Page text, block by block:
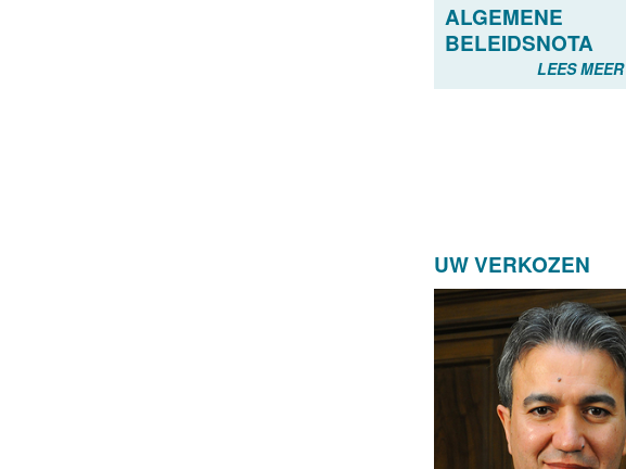
ALGEMENE
BELEIDSNOTA
LEES MEER
UW VERKOZEN